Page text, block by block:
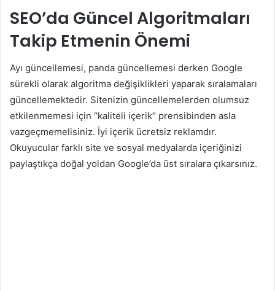
SEO’da Güncel Algoritmaları
Takip Etmenin Önemi
Ayı güncellemesi, panda güncellemesi derken Google
sürekli olarak algoritma değişiklikleri yaparak sıralamaları
güncellemektedir. Sitenizin güncellemelerden olumsuz
etkilenmemesi için “kaliteli içerik” prensibinden asla
vazgeçmemelisiniz. İyi içerik ücretsiz reklamdır.
Okuyucular farklı site ve sosyal medyalarda içeriğinizi
paylaştıkça doğal yoldan Google’da üst sıralara çıkarsınız.